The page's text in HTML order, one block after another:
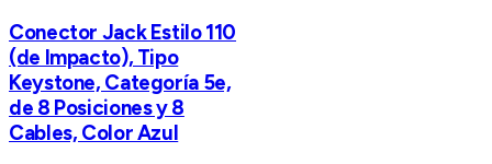
Conector Jack Estilo 110
(de Impacto), Tipo
Keystone, Categoría 5e,
de 8 Posiciones y 8
Cables, Color Azul